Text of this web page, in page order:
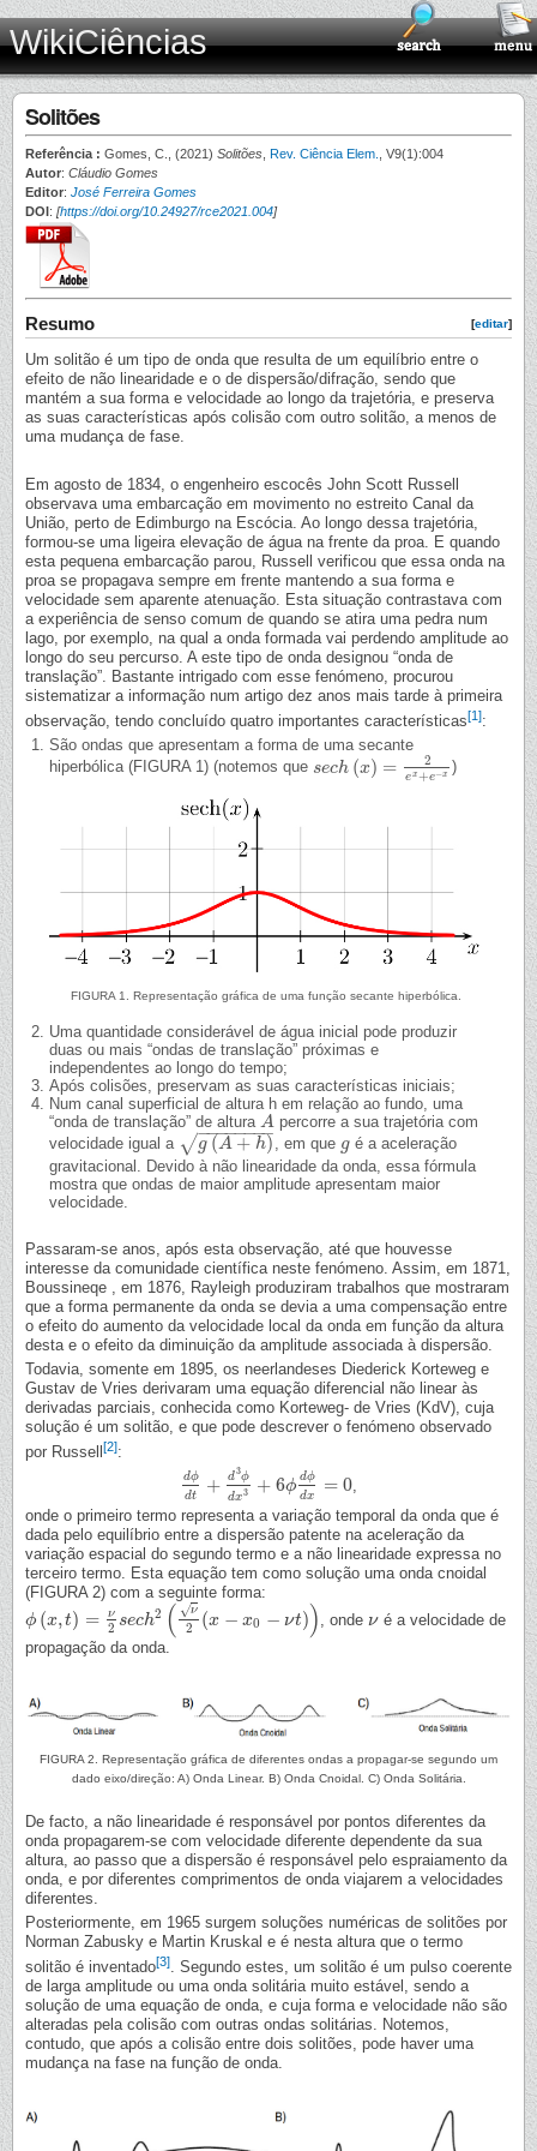
WikiCiências
Solitões
Referência : Gomes, C., (2021) Solitões Rev. Ciência Elem.
, V9(1):004
Autor: Cláudio Gomes
Editor: José Ferreira Gomes
DOI: [https://doi.org/10.24927/rce2021.004]
[editar]
Resumo
Um solitão é um tipo de onda que resulta de um equilíbrio entre o
efeito de não linearidade e o de dispersão/difração, sendo que
mantém a sua forma e velocidade ao longo da trajetória, e preserva
as suas características após colisão com outro solitão, a menos de
uma mudança de fase.
Em agosto de 1834, o engenheiro escocês John Scott Russell
observava uma embarcação em movimento no estreito Canal da
União, perto de Edimburgo na Escócia. Ao longo dessa trajetória,
formou-se uma ligeira elevação de água na frente da proa. E quando
esta pequena embarcação parou, Russell verificou que essa onda na
proa se propagava sempre em frente mantendo a sua forma e
velocidade sem aparente atenuação. Esta situação contrastava com
a experiência de senso comum de quando se atira uma pedra num
lago, por exemplo, na qual a onda formada vai perdendo amplitude ao
longo do seu percurso. A este tipo de onda designou “onda de
translação”. Bastante intrigado com esse fenómeno, procurou
sistematizar a informação num artigo dez anos mais tarde à primeira
observação, tendo concluído quatro importantes características[1]:
São ondas que apresentam a forma de uma secante
hiperbólica (FIGURA 1) (notemos que sech (x) = 2
ex +e−x
sech( x)=2 ex +e−x )
FIGURA 1. Representação gráfica de uma função secante hiperbólica.
Uma quantidade considerável de água inicial pode produzir
duas ou mais “ondas de translação” próximas e
independentes ao longo do tempo;
Após colisões, preservam as suas características iniciais;
Num canal superficial de altura h em relação ao fundo, uma
“onda de translação” de altura A
A percorre a sua trajetória com
velocidade igual a
g (A + h)
− −
−−−−−−
√
g (A+ h) , em que g
gé a aceleração
gravitacional. Devido à não linearidade da onda, essa fórmula
mostra que ondas de maior amplitude apresentam maior
velocidade.
Passaram-se anos, após esta observação, até que houvesse
interesse da comunidade científica neste fenómeno. Assim, em 1871,
Boussineqe , em 1876, Rayleigh produziram trabalhos que mostraram
que a forma permanente da onda se devia a uma compensação entre
o efeito do aumento da velocidade local da onda em função da altura
desta e o efeito da diminuição da amplitude associada à dispersão.
Todavia, somente em 1895, os neerlandeses Diederick Korteweg e
Gustav de Vries derivaram uma equação diferencial não linear às
derivadas parciais, conhecida como Korteweg- de Vries (KdV), cuja
solução é um solitão, e que pode descrever o fenómeno observado
por Russell [2]:
dϕ
dt + d3ϕ
dx3 + 6ϕ
dϕ
dx = 0
dϕd t+d3ϕd x3+6ϕdϕd x= 0 ,
onde o primeiro termo representa a variação temporal da onda que é
dada pelo equilíbrio entre a dispersão patente na aceleração da
variação espacial do segundo termo e a não linearidade expressa no
terceiro termo. Esta equação tem como solução uma onda cnoidal
(FIGURA 2) com a seguinte forma:
ϕ (x,t) = ν
2 sech2 ( ν
√
2
(x − x0 − νt))
ϕ( x,t)= ν 2se ch2(ν2(x − x0− νt)) , onde ν
νé a velocidade de
propagação da onda.
FIGURA 2. Representação gráfica de diferentes ondas a propagar-se segundo um
dado eixo/direção: A) Onda Linear. B) Onda Cnoidal. C) Onda Solitária.
De facto, a não linearidade é responsável por pontos diferentes da
onda propagarem-se com velocidade diferente dependente da sua
altura, ao passo que a dispersão é responsável pelo espraiamento da
onda, e por diferentes comprimentos de onda viajarem a velocidades
diferentes.
Posteriormente, em 1965 surgem soluções numéricas de solitões por
Norman Zabusky e Martin Kruskal e é nesta altura que o termo
solitão é inventado[3]. Segundo estes, um solitão é um pulso coerente
de larga amplitude ou uma onda solitária muito estável, sendo a
solução de uma equação de onda, e cuja forma e velocidade não são
alteradas pela colisão com outras ondas solitárias. Notemos,
contudo, que após a colisão entre dois solitões, pode haver uma
mudança na fase na função de onda.